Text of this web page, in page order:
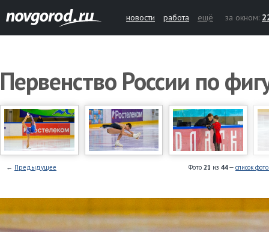
новости работа ещё за окном:
Первенство России по
Фото 21 из 44— список
← Предыдущее